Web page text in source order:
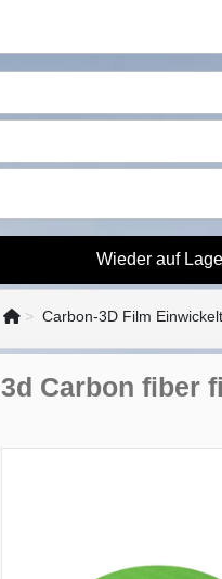
Wieder auf
Carbon-3D Film Einwickelt
3d Carbon fiber